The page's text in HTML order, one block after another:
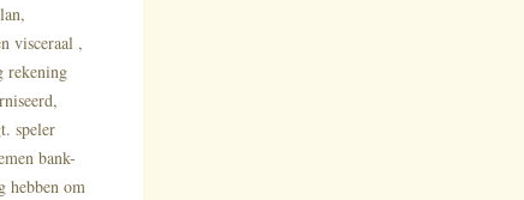
visceraal ,
rekening
speler
bank-
hebben om